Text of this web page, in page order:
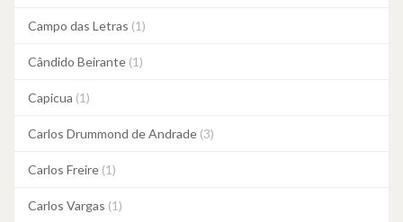
Campo das Letras (1)
Cândido Beirante (1)
Capicua (1)
Carlos Drummond de Andrade (3)
Carlos Freire (1)
Carlos Vargas (1)